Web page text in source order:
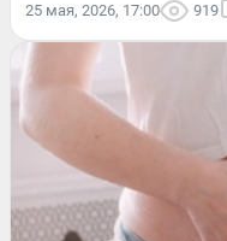
25 мая, 2026, 17:00 919